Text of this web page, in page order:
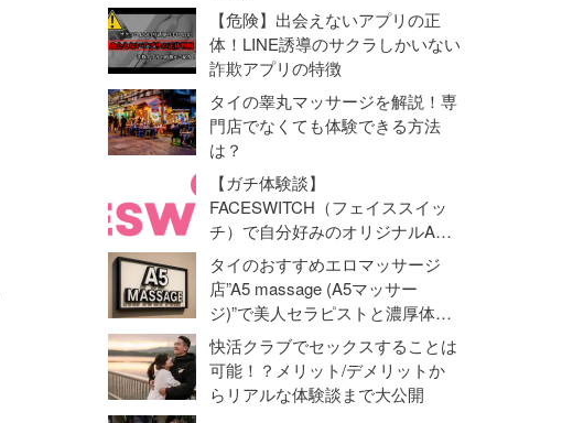
【危険】出会えないアプリの正
体！LINE誘導のサクラしかいない
詐欺アプリの特徴
タイの睾丸マッサージを解説！専
門店でなくても体験できる方法
は？
【ガチ体験談】
FACESWITCH（フェイススイッ
チ）で自分好みのオリジナルAV
動画を作成！オナニーライフに革
命勃発！
タイのおすすめエロマッサージ
店”A5 massage (A5マッサー
ジ)”で美人セラピストと濃厚体験
【抜き・本番】
快活クラブでセックスすることは
可能！？メリット/デメリットか
らリアルな体験談まで大公開